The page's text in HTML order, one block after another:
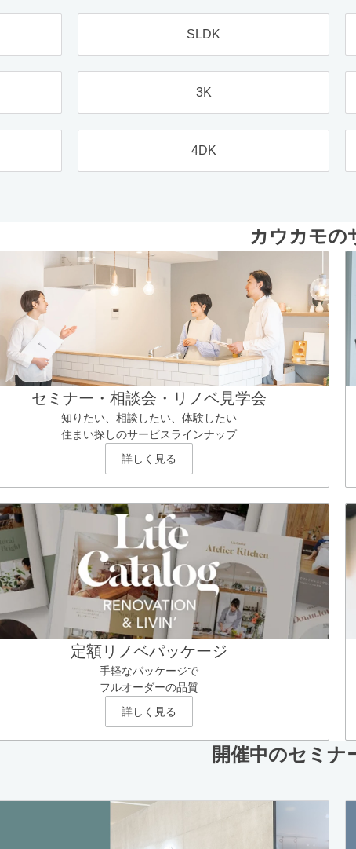
SLDK
3K
4DK
カウカモの
セミナー・相談会・リノベ見学会
知りたい、相談したい、体験したい
住まい探しのサービスラインナップ
詳しく見る
定額リノベパッケージ
手軽なパッケージで
フルオーダーの品質
詳しく見る
開催中のセミナ